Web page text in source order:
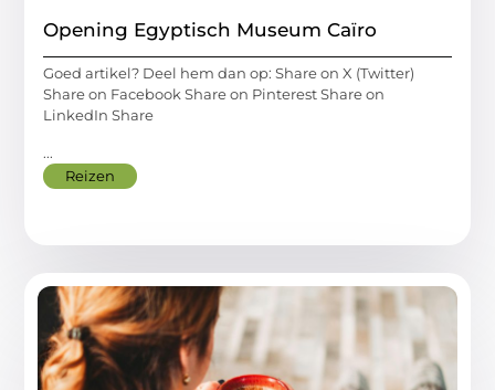
Opening Egyptisch Museum Caïro
Goed artikel? Deel hem dan op: Share on X (Twitter)
Share on Facebook Share on Pinterest Share on
LinkedIn Share
...
Reizen